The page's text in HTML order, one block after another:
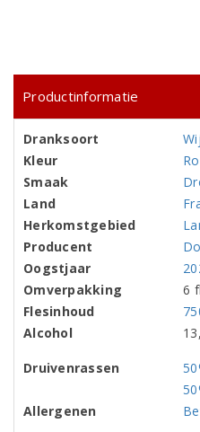
Productinformatie
Dranksoort
Kleur
Smaak
Land
Herkomstgebied
Producent
Oogstjaar
Omverpakking
6
Flesinhoud
Alcohol
Druivenrassen
Allergenen